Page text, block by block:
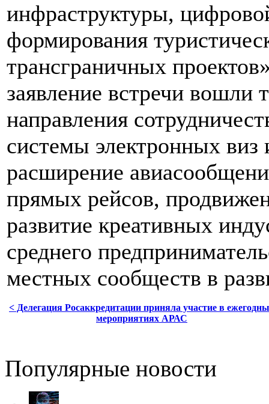
инфраструктуры,
формирования
трансграничных
заявление встречи вошли
направления
системы электронных
расширение
прямых рейсов,
развитие креативных
среднего
местных сообществ в
< Делегация Росаккредитации приняла участие в
мероприятиях АРАС
Популярные новости